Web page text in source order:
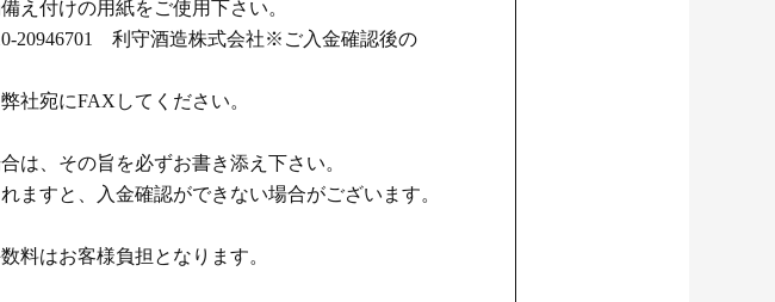
え付けの用紙をご使用下さい。
20946701 利守酒造株式会社※ご入金確認後の
社宛にFAXしてください。
は、その旨を必ずお書き添え下さい。
ますと、入金確認ができない場合がございます。
料はお客様負担となります。